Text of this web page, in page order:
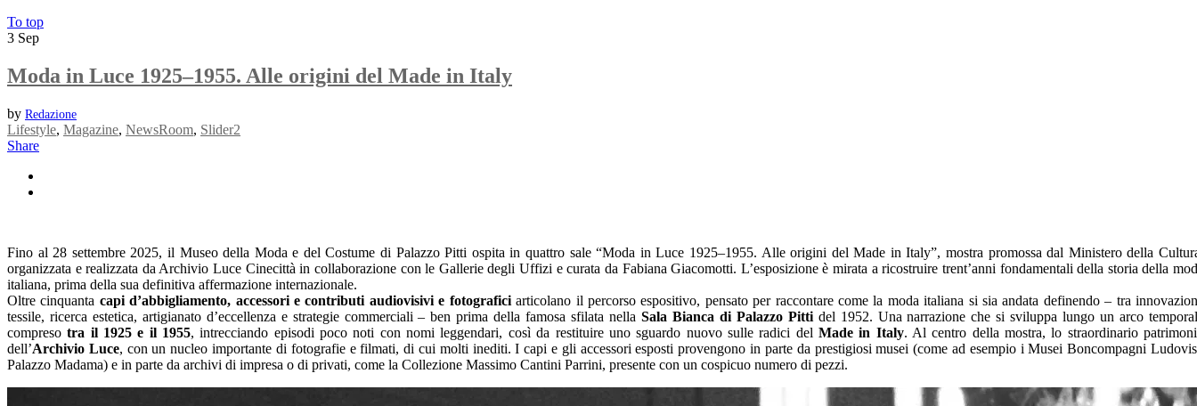
To top
3 Sep
Moda in Luce 1925–1955. Alle origini del Made in Italy
by Redazione
Lifestyle, Magazine, NewsRoom, Slider2
Share
Fino al 28 settembre 2025, il Museo della Moda e del Costume di Palazzo Pitti ospita in quattro sale “Moda in Luce 1925–1955. Alle origini del Made in Italy”, mostra promossa dal Ministero della
organizzata e realizzata da Archivio Luce Cinecittà in collaborazione con le Gallerie degli Uffizi e curata da Fabiana Giacomotti. L’esposizione è mirata a ricostruire trent’anni fondamentali della storia della
italiana, prima della sua definitiva affermazione internazionale.
Oltre cinquanta capi d’abbigliamento, accessori e contributi audiovisivi e fotograficiarticolano il percorso espositivo, pensato per raccontare come la moda italiana si sia andata definendo – tra
tessile, ricerca estetica, artigianato d’eccellenza e strategie commerciali – ben prima della famosa sfilata nella Sala Bianca di Palazzo Pittidel 1952. Una narrazione che si sviluppa lungo un arco
compresotra il 1925 e il 1955, intrecciando episodi poco noti con nomi leggendari, così da restituire uno sguardo nuovo sulle radici del Made in Italy. Al centro della mostra, lo straordinario
dell’Archivio Luce, con un nucleo importante di fotografie e filmati, di cui molti inediti. I capi e gli accessori esposti provengono in parte da prestigiosi musei (come ad esempio i Musei Boncompagni
Palazzo Madama) e in parte da archivi di impresa o di privati, come la Collezione Massimo Cantini Parrini, presente con un cospicuo numero di pezzi.